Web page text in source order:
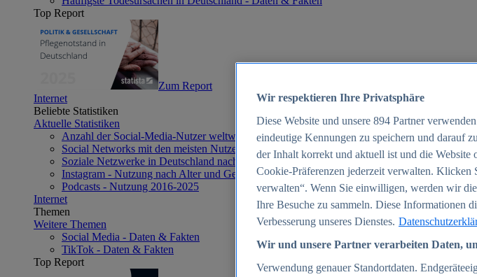
Top Report
Zum Report
Internet
Beliebte Statistiken
Aktuelle Statistiken
Anzahl der Social-Media-Nutzer weltweit 2012-2025
Social Networks mit den meisten Nutzern weltweit 2025
Soziale Netzwerke in Deutschland nach Generationen 2025
Instagram - Nutzung nach Alter und Geschlecht in Deutschland 2025
Podcasts - Nutzung 2016-2025
Internet
Themen
Weitere Themen
Social Media - Daten & Fakten
TikTok - Daten & Fakten
Top Report
Wir respektieren Ihre Privatsphäre
Diese Website und unsere 894 Partner
eindeutige Kennungen zu speichern und darauf
der Inhalt korrekt und aktuell ist und die
Cookie-Präferenzen jederzeit verwalten. Klicken
verwalten“. Wenn Sie einwilligen, werden wir
Ihre Besuche zu sammeln. Diese Informationen
Verbesserung unseres Dienstes.
Wir und unsere Partner verarbeiten Daten,
Verwendung genauer Standortdaten.